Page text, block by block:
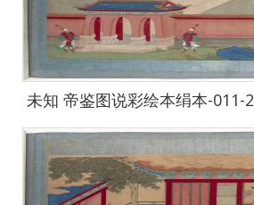
未知 帝鉴图说彩绘本绢本-011-